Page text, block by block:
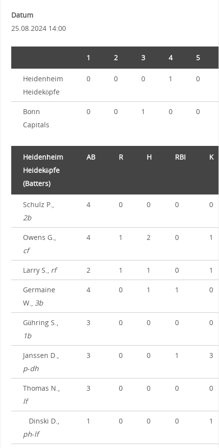
Datum
25.08.2024 14:00
1 2 3 4 5
Heidenheim
Heideköpfe
0 0 0 1 0
Bonn
Capitals
0 0 1 0 0
Heidenheim
Heideköpfe
(Batters)
AB R H RBI K
Schulz P.,
2b
4 0 0 0 0
Owens G.,
cf
4 1 2 0 1
Larry S., rf 2 1 1 0 1
Germaine
W., 3b
4 0 1 1 0
Gühring S.,
1b
3 0 0 0 0
Janssen D.,
p-dh
3 0 0 1 3
Thomas N.,
lf
3 0 0 0 0
Dinski D.,
ph-lf
1 0 0 0 1